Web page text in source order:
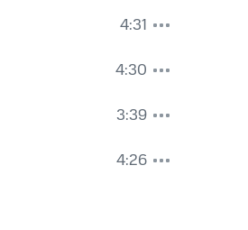
4:31
4:30
3:39
4:26